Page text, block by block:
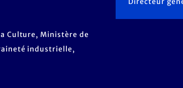
Culture, Ministère de
industrielle,